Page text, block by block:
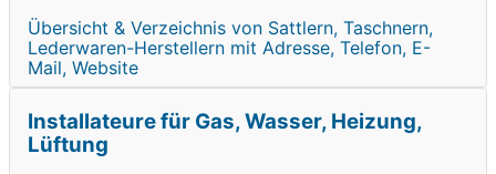
Übersicht & Verzeichnis von Sattlern, Taschnern,
Lederwaren-Herstellern mit Adresse, Telefon, E-
Mail, Website
Installateure für Gas, Wasser, Heizung,
Lüftung